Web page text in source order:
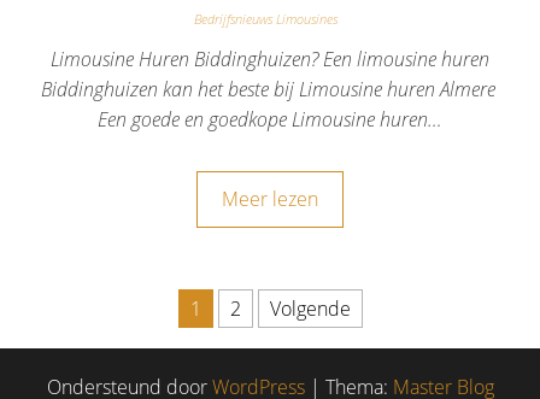
Bedrijfsnieuws Limousines
Limousine Huren Biddinghuizen? Een limousine huren
Biddinghuizen kan het beste bij Limousine huren Almere
Een goede en goedkope Limousine huren…
Meer lezen
Berichten paginering
1 2 Volgende
Ondersteund doorWordPress | Thema: Master Blog